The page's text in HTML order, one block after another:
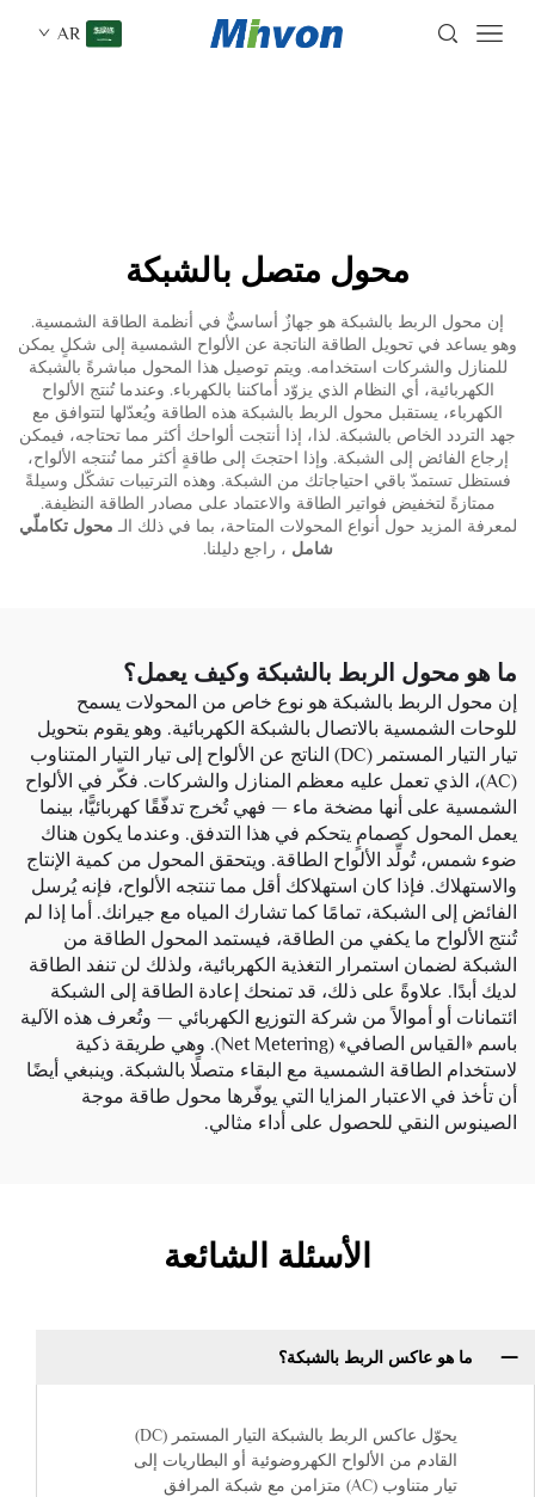
AR
محول متصل بالشبكة
إن محول الربط بالشبكة هو جهازٌ أساسيٌّ في أنظمة الطاقة الشمسية.
وهو يساعد في تحويل الطاقة الناتجة عن الألواح الشمسية إلى شكلٍ يمكن
للمنازل والشركات استخدامه. ويتم توصيل هذا المحول مباشرةً بالشبكة
الكهربائية، أي النظام الذي يزوّد أماكننا بالكهرباء. وعندما تُنتج الألواح
الكهرباء، يستقبل محول الربط بالشبكة هذه الطاقة ويُعدّلها لتتوافق مع
جهد التردد الخاص بالشبكة. لذا، إذا أنتجت ألواحك أكثر مما تحتاجه، فيمكن
إرجاع الفائض إلى الشبكة. وإذا احتجتَ إلى طاقةٍ أكثر مما تُنتجه الألواح،
فستظل تستمدّ باقي احتياجاتك من الشبكة. وهذه الترتيبات تشكّل وسيلةً
ممتازةً لتخفيض فواتير الطاقة والاعتماد على مصادر الطاقة النظيفة.
لمعرفة المزيد حول أنواع المحولات المتاحة، بما في ذلك الـ محول تكاملّي
شامل ، راجع دليلنا.
ما هو محول الربط بالشبكة وكيف يعمل؟
إن محول الربط بالشبكة هو نوع خاص من المحولات يسمح
للوحات الشمسية بالاتصال بالشبكة الكهربائية. وهو يقوم بتحويل
تيار التيار المستمر (DC) الناتج عن الألواح إلى تيار التيار المتناوب
(AC)، الذي تعمل عليه معظم المنازل والشركات. فكّر في الألواح
الشمسية على أنها مضخة ماء — فهي تُخرج تدفّقًا كهربائيًّا، بينما
يعمل المحول كصمامٍ يتحكم في هذا التدفق. وعندما يكون هناك
ضوء شمس، تُولِّد الألواح الطاقة. ويتحقق المحول من كمية الإنتاج
والاستهلاك. فإذا كان استهلاكك أقل مما تنتجه الألواح، فإنه يُرسل
الفائض إلى الشبكة، تمامًا كما تشارك المياه مع جيرانك. أما إذا لم
تُنتج الألواح ما يكفي من الطاقة، فيستمد المحول الطاقة من
الشبكة لضمان استمرار التغذية الكهربائية، ولذلك لن تنفد الطاقة
لديك أبدًا. علاوةً على ذلك، قد تمنحك إعادة الطاقة إلى الشبكة
ائتمانات أو أموالاً من شركة التوزيع الكهربائي — وتُعرف هذه الآلية
باسم «القياس الصافي» (Net Metering). وهي طريقة ذكية
لاستخدام الطاقة الشمسية مع البقاء متصلًا بالشبكة. وينبغي أيضًا
أن تأخذ في الاعتبار المزايا التي يوفّرها محول طاقة موجة
الصينوس النقي للحصول على أداء مثالي.
الأسئلة الشائعة
ما هو عاكس الربط بالشبكة؟
يحوّل عاكس الربط بالشبكة التيار المستمر (DC)
القادم من الألواح الكهروضوئية أو البطاريات إلى
تيار متناوب (AC) متزامن مع شبكة المرافق